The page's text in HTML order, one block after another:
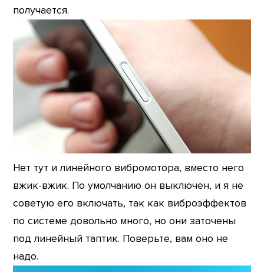
получается.
Нет тут и линейного вибромотора, вместо него
вжик-вжик. По умолчанию он выключен, и я не
советую его включать, так как виброэффектов
по системе довольно много, но они заточены
под линейный таптик. Поверьте, вам оно не
надо.